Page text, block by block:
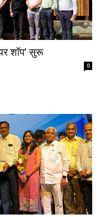
शॉप’ सुरू
0